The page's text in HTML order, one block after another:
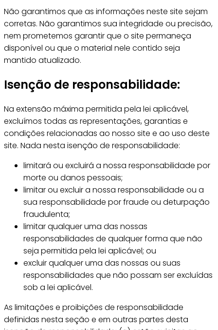
Não garantimos que as informações neste site sejam
corretas. Não garantimos sua integridade ou precisão,
nem prometemos garantir que o site permaneça
disponível ou que o material nele contido seja
mantido atualizado.
Isenção de responsabilidade:
Na extensão máxima permitida pela lei aplicável,
excluímos todas as representações, garantias e
condições relacionadas ao nosso site e ao uso deste
site. Nada nesta isenção de responsabilidade:
limitará ou excluirá a nossa responsabilidade por
morte ou danos pessoais;
limitar ou excluir a nossa responsabilidade ou a
sua responsabilidade por fraude ou deturpação
fraudulenta;
limitar qualquer uma das nossas
responsabilidades de qualquer forma que não
seja permitida pela lei aplicável; ou
excluir qualquer uma das nossas ou suas
responsabilidades que não possam ser excluídas
sob a lei aplicável.
As limitações e proibições de responsabilidade
definidas nesta seção e em outras partes desta